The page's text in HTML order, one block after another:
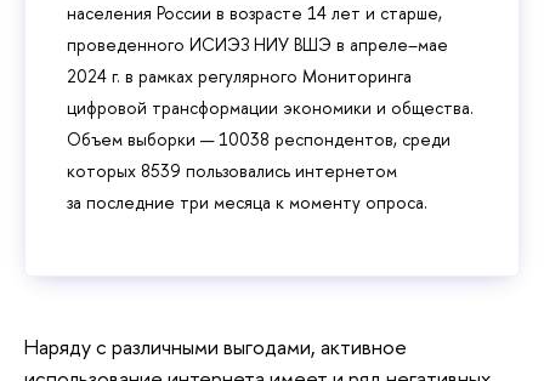
населения России в возрасте 14 лет и старше,
проведенного ИСИЭЗ НИУ ВШЭ в апреле–мае
2024 г. в рамках регулярного Мониторинга
цифровой трансформации экономики и общества.
Объем выборки — 10038 респондентов, среди
которых 8539 пользовались интернетом
за последние три месяца к моменту опроса.
Наряду с различными выгодами, активное